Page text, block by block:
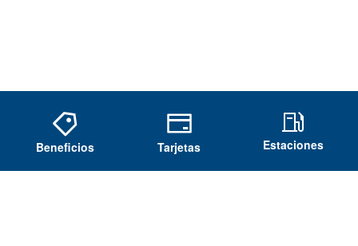
Beneficios Tarjetas Estaciones